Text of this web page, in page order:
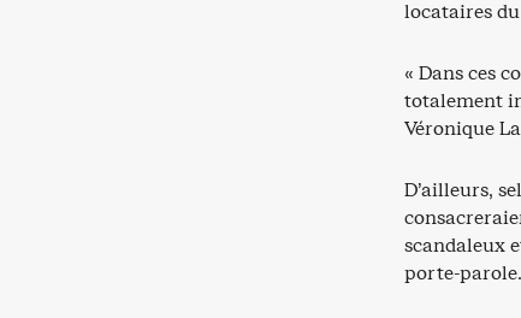
locataires du
« Dans ces
totalement
Véronique
D’ailleurs,
scandaleux
porte-parole.